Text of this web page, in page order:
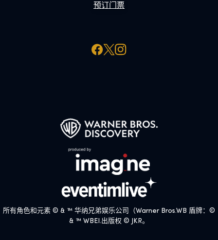
预订门票
所有角色和元素 © & ™ 华纳兄弟娱乐公司（Warner Bros.WB 盾牌：©
& ™ WBEI.出版权 © JKR。